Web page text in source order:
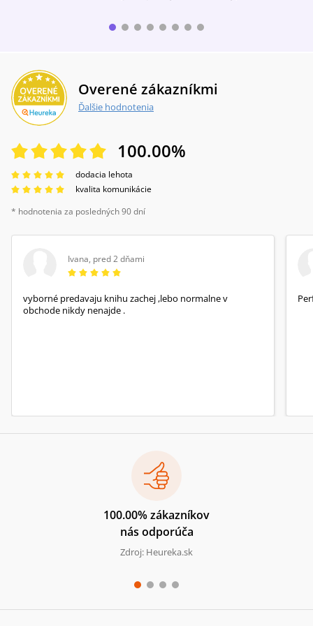
1940 bol šéfredaktorom ľudáckych novín
novely, poviedky zo života horalov a romány z
Overené zákazníkmi
Ďalšie hodnotenia
100.00%
dodacia lehota
kvalita komunikácie
* hodnotenia za posledných 90 dní
Ivana, pred 2 dňami
vyborné predavaju knihu zachej ,lebo normalne v
obchode nikdy nenajde .
100.00% zákazníkov
nás odporúča
Zdroj: Heureka.sk